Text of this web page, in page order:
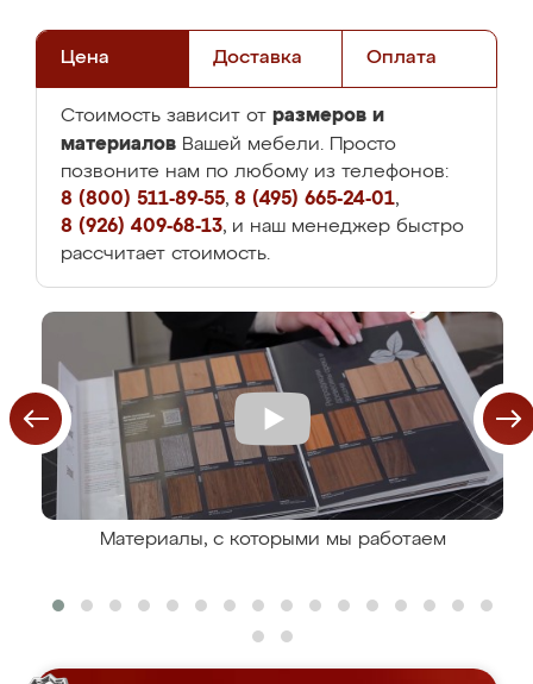
Цена Доставка Оплата
Стоимость зависит от размеров и
материалов Вашей мебели. Просто
позвоните нам по любому из телефонов:
8 (800) 511-89-55, 8 (495) 665-24-01,
8 (926) 409-68-13, и наш менеджер быстро
рассчитает стоимость.
Материалы, с которыми мы работаем